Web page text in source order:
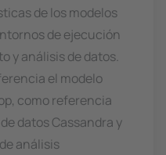
de los modelos
de ejecución
y análisis de datos.
el modelo
como referencia
datos Cassandra y
análisis